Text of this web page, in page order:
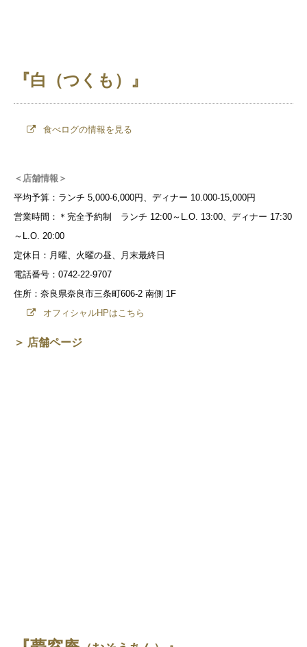
『白（つくも）』
食べログの情報を見る
＜店舗情報＞
平均予算：ランチ 5,000-6,000円、ディナー 10.000-15,000円
営業時間：＊完全予約制 ランチ 12:00～L.O. 13:00、ディナー 17:30
～L.O. 20:00
定休日：月曜、火曜の昼、月末最終日
電話番号：0742-22-9707
住所：奈良県奈良市三条町606-2 南側 1F
オフィシャルHPはこちら
＞ 店舗ページ